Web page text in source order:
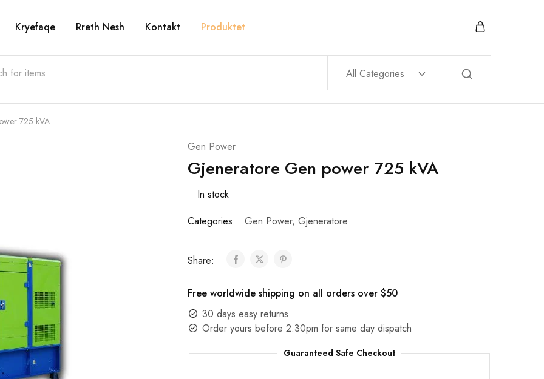
Kryefaqe Rreth Nesh Kontakt Produktet
All Categories
725 kVA
Gen Power
Gjeneratore Gen power 725 kVA
In stock
Categories:
Gen Power, Gjeneratore
Share:
Free worldwide shipping on all orders over $50
30 days easy returns
Order yours before 2.30pm for same day dispatch
Guaranteed Safe Checkout